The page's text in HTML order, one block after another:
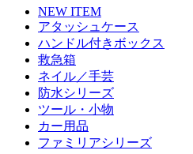
NEW ITEM
アタッシュケース
ハンドル付きボックス
救急箱
ネイル／手芸
防水シリーズ
ツール・小物
カー用品
ファミリアシリーズ